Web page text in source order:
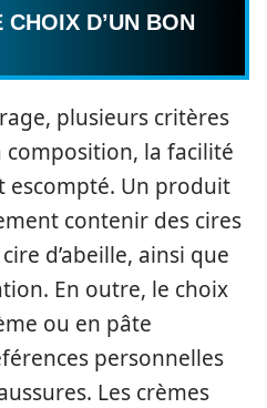
D’UN BON
plusieurs critères
composition, la facilité
escompté. Un produit
contenir des cires
d’abeille, ainsi que
En outre, le choix
ou en pâte
personnelles
Les crèmes